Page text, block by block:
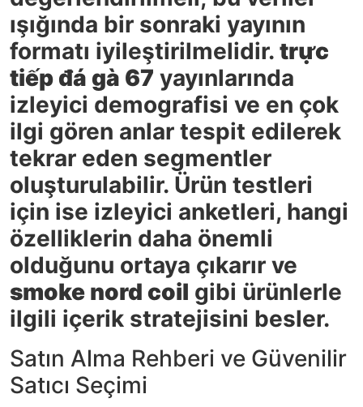
ışığında bir sonraki yayının
formatı iyileştirilmelidir. trực
tiếp đá gà 67 yayınlarında
izleyici demografisi ve en çok
ilgi gören anlar tespit edilerek
tekrar eden segmentler
oluşturulabilir. Ürün testleri
için ise izleyici anketleri, hangi
özelliklerin daha önemli
olduğunu ortaya çıkarır ve
smoke nord coil gibi ürünlerle
ilgili içerik stratejisini besler.
Satın Alma Rehberi ve Güvenilir
Satıcı Seçimi